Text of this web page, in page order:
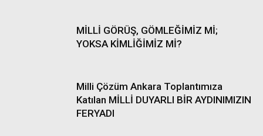
MİLLİ GÖRÜŞ, GÖMLEĞİMİZ Mİ;
YOKSA KİMLİĞİMİZ Mİ?
Milli Çözüm Ankara Toplantımıza
Katılan MİLLİ DUYARLI BİR AYDINIMIZIN
FERYADI